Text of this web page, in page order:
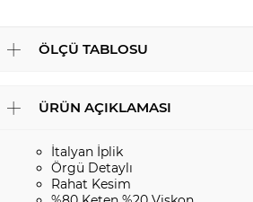
ÖLÇÜ TABLOSU
ÜRÜN AÇIKLAMASI
İtalyan İplik
Örgü Detaylı
Rahat Kesim